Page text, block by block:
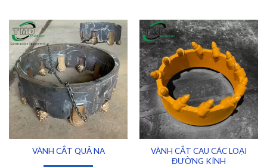
VÀNH CẮT QUẢ NA
VÀNH CẮT CAU CÁC LOẠI
ĐƯỜNG KÍNH